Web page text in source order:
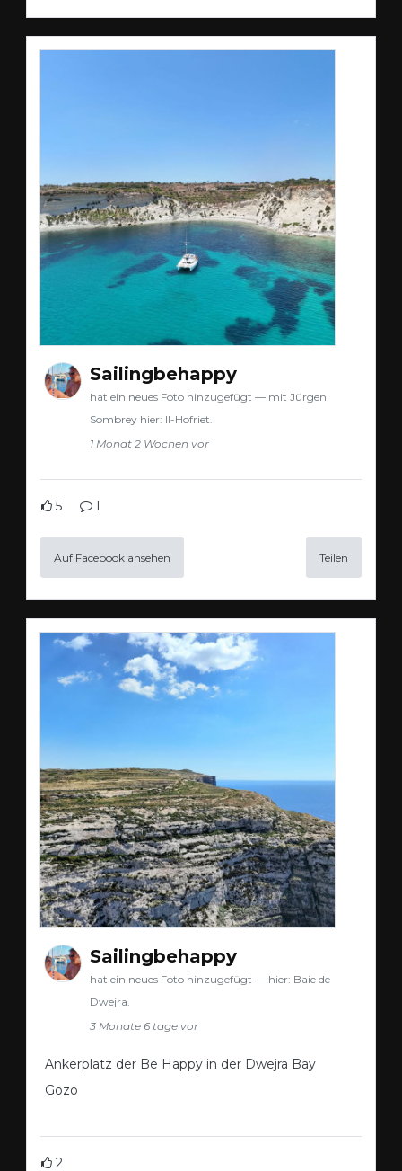
Sailingbehappy
hat ein neues Foto hinzugefügt — mit Jürgen
Sombrey hier: Il-Hofriet.
1 Monat 2 Wochen vor
5 1
Auf Facebook ansehen Teilen
Sailingbehappy
hat ein neues Foto hinzugefügt — hier: Baie de
Dwejra.
3 Monate 6 tage vor
Ankerplatz der Be Happy in der Dwejra Bay
Gozo
2